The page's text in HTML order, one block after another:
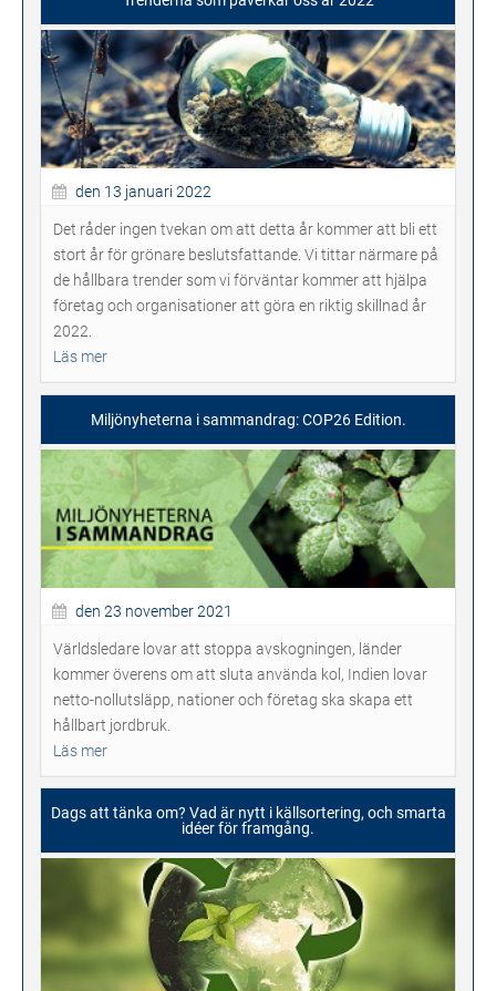
den 13 januari 2022
Det råder ingen tvekan om att detta år kommer att bli ett
stort år för grönare beslutsfattande. Vi tittar närmare på
de hållbara trender som vi förväntar kommer att hjälpa
företag och organisationer att göra en riktig skillnad år
2022.
Läs mer
Miljönyheterna i sammandrag: COP26 Edition.
den 23 november 2021
Världsledare lovar att stoppa avskogningen, länder
kommer överens om att sluta använda kol, Indien lovar
netto-nollutsläpp, nationer och företag ska skapa ett
hållbart jordbruk.
Läs mer
Dags att tänka om? Vad är nytt i källsortering, och smarta
idéer för framgång.